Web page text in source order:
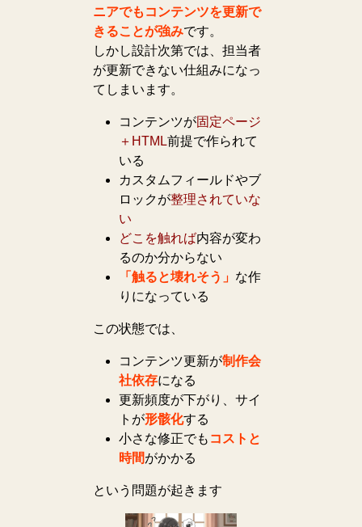
ニアでもコンテンツを更新で
きることが強みです。
しかし設計次第では、担当者
が更新できない仕組みになっ
てしまいます。
コンテンツが固定ページ
＋HTML前提で作られて
いる
カスタムフィールドやブ
ロックが整理されていな
い
どこを触れば内容が変わ
るのか分からない
「触ると壊れそう」 な作
りになっている
この状態では、
コンテンツ更新が制作会
社依存になる
更新頻度が下がり、サイ
トが形骸化する
小さな修正でも コストと
時間がかかる
という問題が起きます